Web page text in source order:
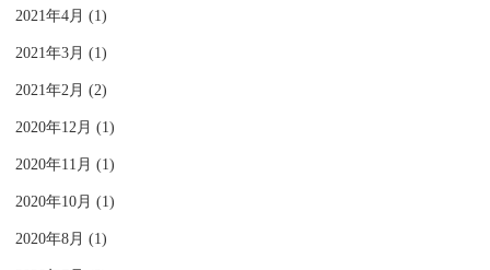
2021年4月 (1)
2021年3月 (1)
2021年2月 (2)
2020年12月 (1)
2020年11月 (1)
2020年10月 (1)
2020年8月 (1)